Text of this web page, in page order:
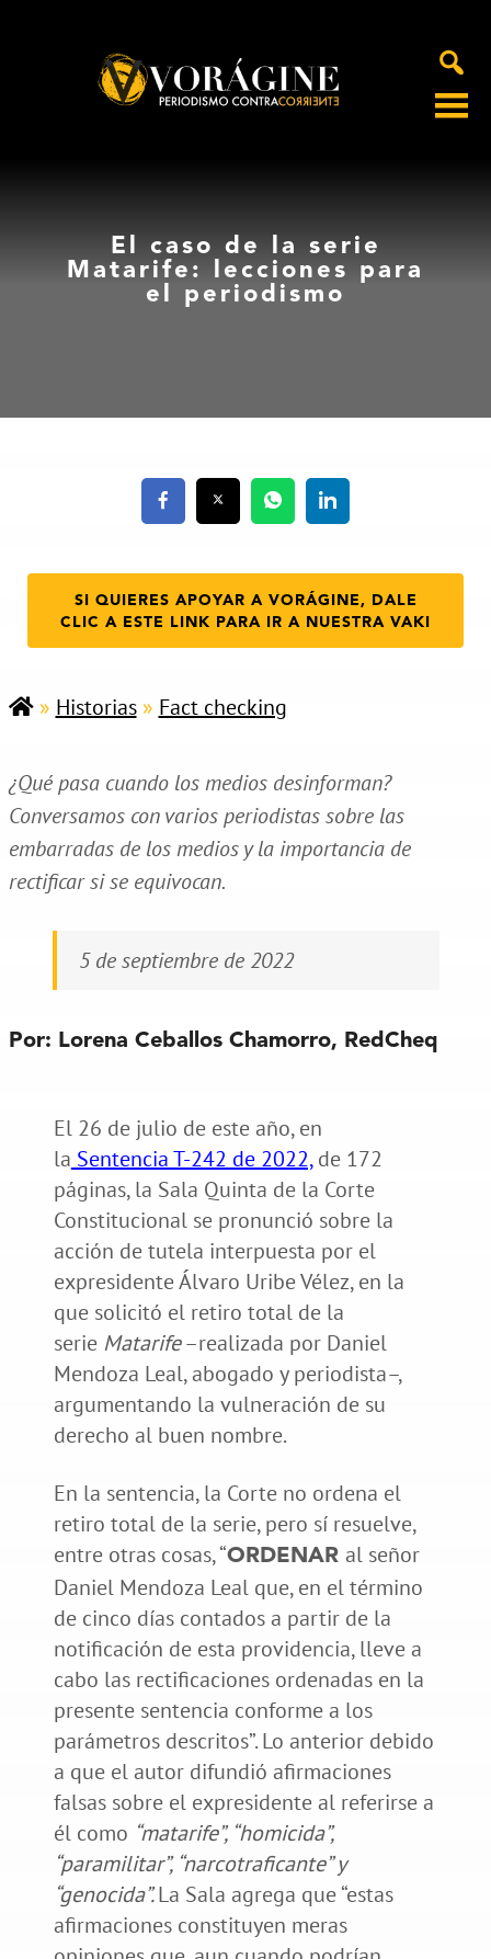
El caso de la serie
Matarife: lecciones para
el periodismo
SI QUIERES APOYAR A VORÁGINE, DALE
CLIC A ESTE LINK PARA IR A NUESTRA VAKI
» Historias» Fact checking
¿Qué pasa cuando los medios desinforman?
Conversamos con varios periodistas sobre las
embarradas de los medios y la importancia de
rectificar si se equivocan.
5 de septiembre de 2022
Por: Lorena Ceballos Chamorro, RedCheq
El 26 de julio de este año, en
la Sentencia T-242 de 2022,de 172
páginas, la Sala Quinta de la Corte
Constitucional se pronunció sobre la
acción de tutela interpuesta por el
expresidente Álvaro Uribe Vélez, en la
que solicitó el retiro total de la
serie Matarife–realizada por Daniel
Mendoza Leal, abogado y periodista–,
argumentando la vulneración de su
derecho al buen nombre.
En la sentencia, la Corte no ordena el
retiro total de la serie, pero sí resuelve,
entre otras cosas, “ORDENAR al señor
Daniel Mendoza Leal que, en el término
de cinco días contados a partir de la
notificación de esta providencia, lleve a
cabo las rectificaciones ordenadas en la
presente sentencia conforme a los
parámetros descritos”. Lo anterior debido
a que el autor difundió afirmaciones
falsas sobre el expresidente al referirse a
él como “matarife”, “homicida”,
“paramilitar”, “narcotraficante” y
“genocida”.La Sala agrega que “estas
afirmaciones constituyen meras